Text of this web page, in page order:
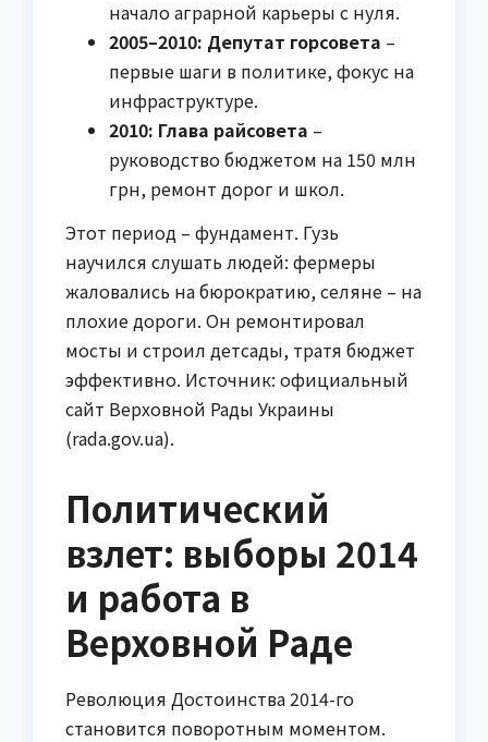
начало аграрной карьеры с нуля.
2005–2010: Депутат горсовета –
первые шаги в политике, фокус на
инфраструктуре.
2010: Глава райсовета –
руководство бюджетом на 150 млн
грн, ремонт дорог и школ.
Этот период – фундамент. Гузь
научился слушать людей: фермеры
жаловались на бюрократию, селяне – на
плохие дороги. Он ремонтировал
мосты и строил детсады, тратя бюджет
эффективно. Источник: официальный
сайт Верховной Рады Украины
(rada.gov.ua).
Политический
взлет: выборы 2014
и работа в
Верховной Раде
Революция Достоинства 2014-го
становится поворотным моментом.